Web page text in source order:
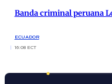
Banda criminal peruana
ECUADOR
16:08 ECT